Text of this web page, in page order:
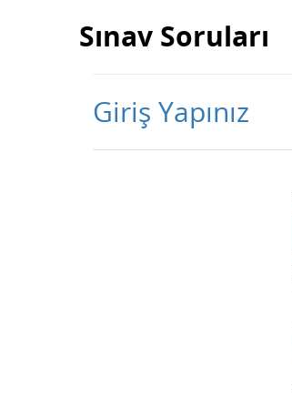
Sınav Soruları
Giriş Yapınız